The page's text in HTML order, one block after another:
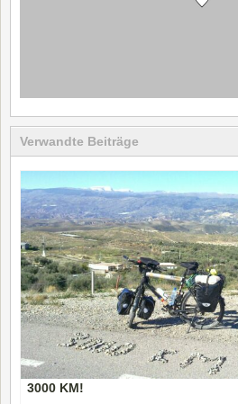
Verwandte Beiträge
3000 KM!